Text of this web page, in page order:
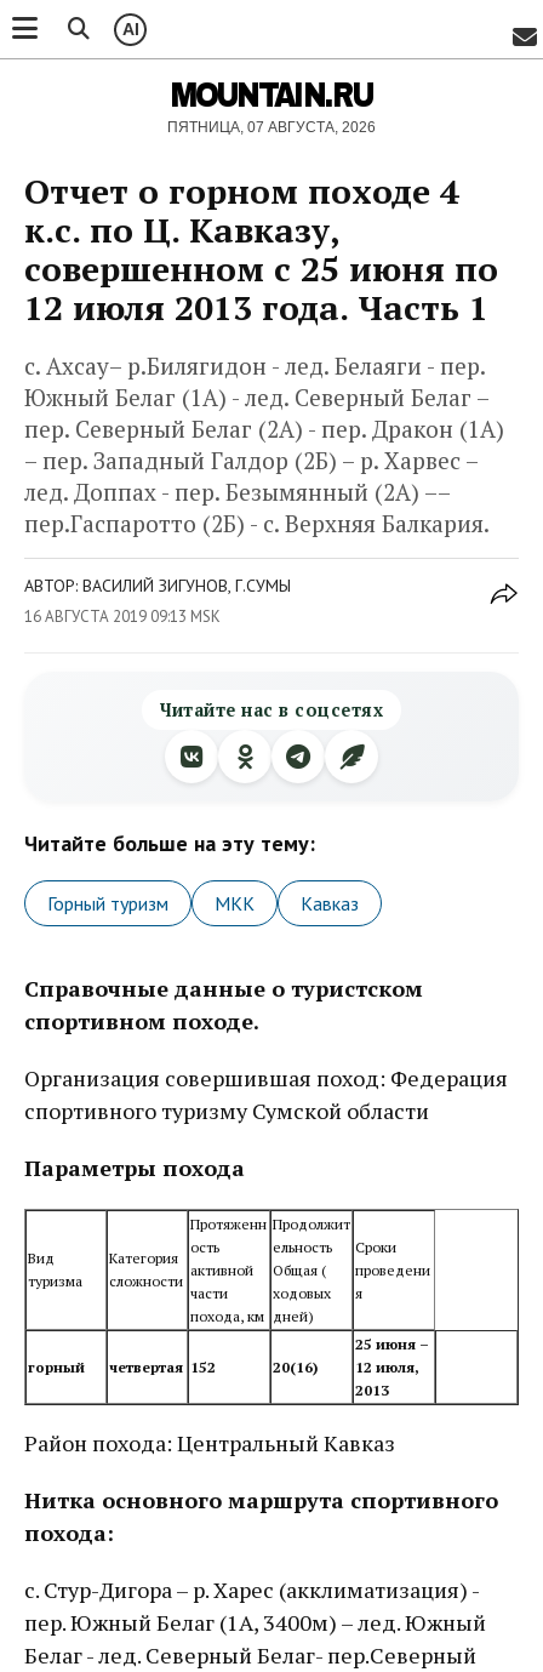
AI
MOUNTAIN.RU
ПЯТНИЦА, 07 АВГУСТА, 2026
Отчет о горном походе 4
к.с. по Ц. Кавказу,
совершенном с 25 июня по
12 июля 2013 года. Часть 1
с. Ахсау– р.Билягидон - лед. Белаяги - пер.
Южный Белаг (1А) - лед. Северный Белаг –
пер. Северный Белаг (2А) - пер. Дракон (1А)
– пер. Западный Галдор (2Б) – р. Харвес –
лед. Доппах - пер. Безымянный (2А) ––
пер.Гаспаротто (2Б) - с. Верхняя Балкария.
АВТОР: ВАСИЛИЙ ЗИГУНОВ, Г.СУМЫ
16 АВГУСТА 2019 09:13 MSK
Читайте нас в соцсетях
Читайте больше на эту тему:
Горный туризм МКК Кавказ
Справочные данные о туристском
спортивном походе.
Организация совершившая поход: Федерация
спортивного туризму Сумской области
Параметры похода
Вид
туризма
Категория
сложности
Протяженн
ость
активной
части
похода, км
Продолжит
ельность
Общая (
ходовых
дней)
Сроки
проведени
я
горный четвертая 152 20(16)
25 июня –
12 июля,
2013
Район похода: Центральный Кавказ
Нитка основного маршрута спортивного
похода:
с. Стур-Дигора – р. Харес (акклиматизация) -
пер. Южный Белаг (1А, 3400м) – лед. Южный
Белаг - лед. Северный Белаг- пер.Северный